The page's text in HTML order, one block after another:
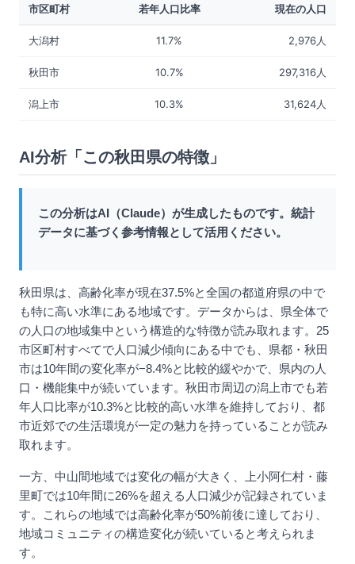
市区町村 若年人口比率 現在の人口
大潟村 11.7% 2,976人
秋田市 10.7% 297,316人
潟上市 10.3% 31,624人
AI分析「この秋田県の特徴」
この分析はAI（Claude）が生成したものです。統計
データに基づく参考情報として活用ください。
秋田県は、高齢化率が現在37.5%と全国の都道府県の中で
も特に高い水準にある地域です。データからは、県全体で
の人口の地域集中という構造的な特徴が読み取れます。25
市区町村すべてで人口減少傾向にある中でも、県都・秋田
市は10年間の変化率が−8.4%と比較的緩やかで、県内の人
口・機能集中が続いています。秋田市周辺の潟上市でも若
年人口比率が10.3%と比較的高い水準を維持しており、都
市近郊での生活環境が一定の魅力を持っていることが読み
取れます。
一方、中山間地域では変化の幅が大きく、上小阿仁村・藤
里町では10年間に26%を超える人口減少が記録されていま
す。これらの地域では高齢化率が50%前後に達しており、
地域コミュニティの構造変化が続いていると考えられま
す。